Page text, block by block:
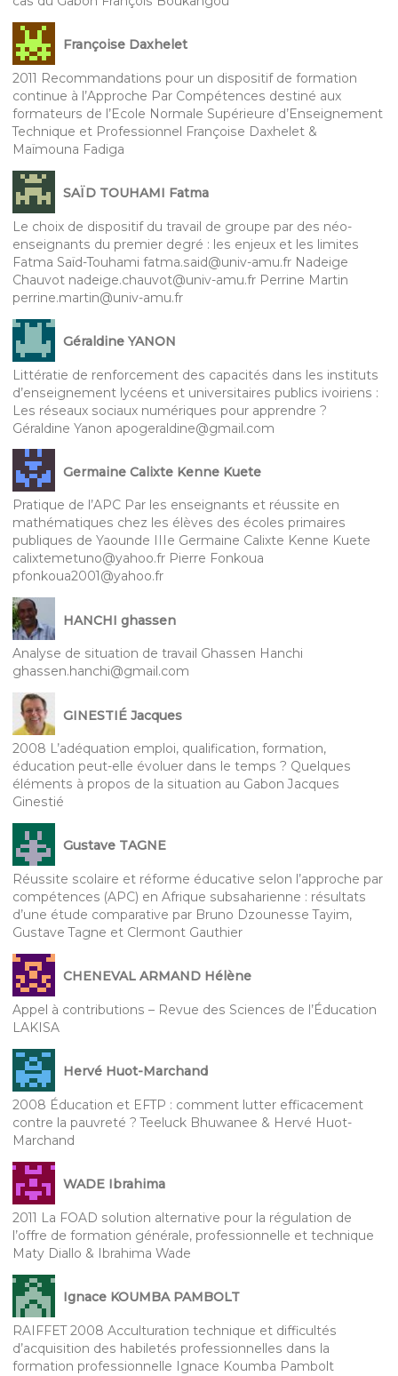
Françoise Daxhelet
2011 Recommandations pour un dispositif de formation
continue à l’Approche Par Compétences destiné aux
formateurs de l’Ecole Normale Supérieure d’Enseignement
Technique et Professionnel Françoise Daxhelet &
Maïmouna Fadiga
SAÏD TOUHAMI Fatma
Le choix de dispositif du travail de groupe par des néo-
enseignants du premier degré : les enjeux et les limites
Fatma Saïd-Touhami fatma.said@univ-amu.fr Nadeige
Chauvot nadeige.chauvot@univ-amu.fr Perrine Martin
perrine.martin@univ-amu.fr
Géraldine YANON
Littératie de renforcement des capacités dans les instituts
d’enseignement lycéens et universitaires publics ivoiriens :
Les réseaux sociaux numériques pour apprendre ?
Géraldine Yanon apogeraldine@gmail.com
Germaine Calixte Kenne Kuete
Pratique de l’APC Par les enseignants et réussite en
mathématiques chez les élèves des écoles primaires
publiques de Yaounde IIIe Germaine Calixte Kenne Kuete
calixtemetuno@yahoo.fr Pierre Fonkoua
pfonkoua2001@yahoo.fr
HANCHI ghassen
Analyse de situation de travail Ghassen Hanchi
ghassen.hanchi@gmail.com
GINESTIÉ Jacques
2008 L’adéquation emploi, qualification, formation,
éducation peut-elle évoluer dans le temps ? Quelques
éléments à propos de la situation au Gabon Jacques
Ginestié
Gustave TAGNE
Réussite scolaire et réforme éducative selon l’approche par
compétences (APC) en Afrique subsaharienne : résultats
d’une étude comparative par Bruno Dzounesse Tayim,
Gustave Tagne et Clermont Gauthier
CHENEVAL ARMAND Hélène
Appel à contributions – Revue des Sciences de l’Éducation
LAKISA
Hervé Huot-Marchand
2008 Éducation et EFTP : comment lutter efficacement
contre la pauvreté ? Teeluck Bhuwanee & Hervé Huot-
Marchand
WADE Ibrahima
2011 La FOAD solution alternative pour la régulation de
l’offre de formation générale, professionnelle et technique
Maty Diallo & Ibrahima Wade
Ignace KOUMBA PAMBOLT
RAIFFET 2008 Acculturation technique et difficultés
d’acquisition des habiletés professionnelles dans la
formation professionnelle Ignace Koumba Pambolt